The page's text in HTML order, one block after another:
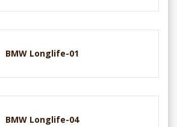
BMW Longlife-01
BMW Longlife-04